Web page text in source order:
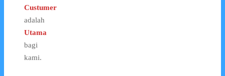
Custumer
adalah
Utama
bagi
kami.